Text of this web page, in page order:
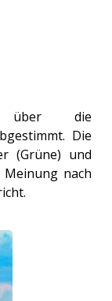
die
Die
(Grüne) und
nach